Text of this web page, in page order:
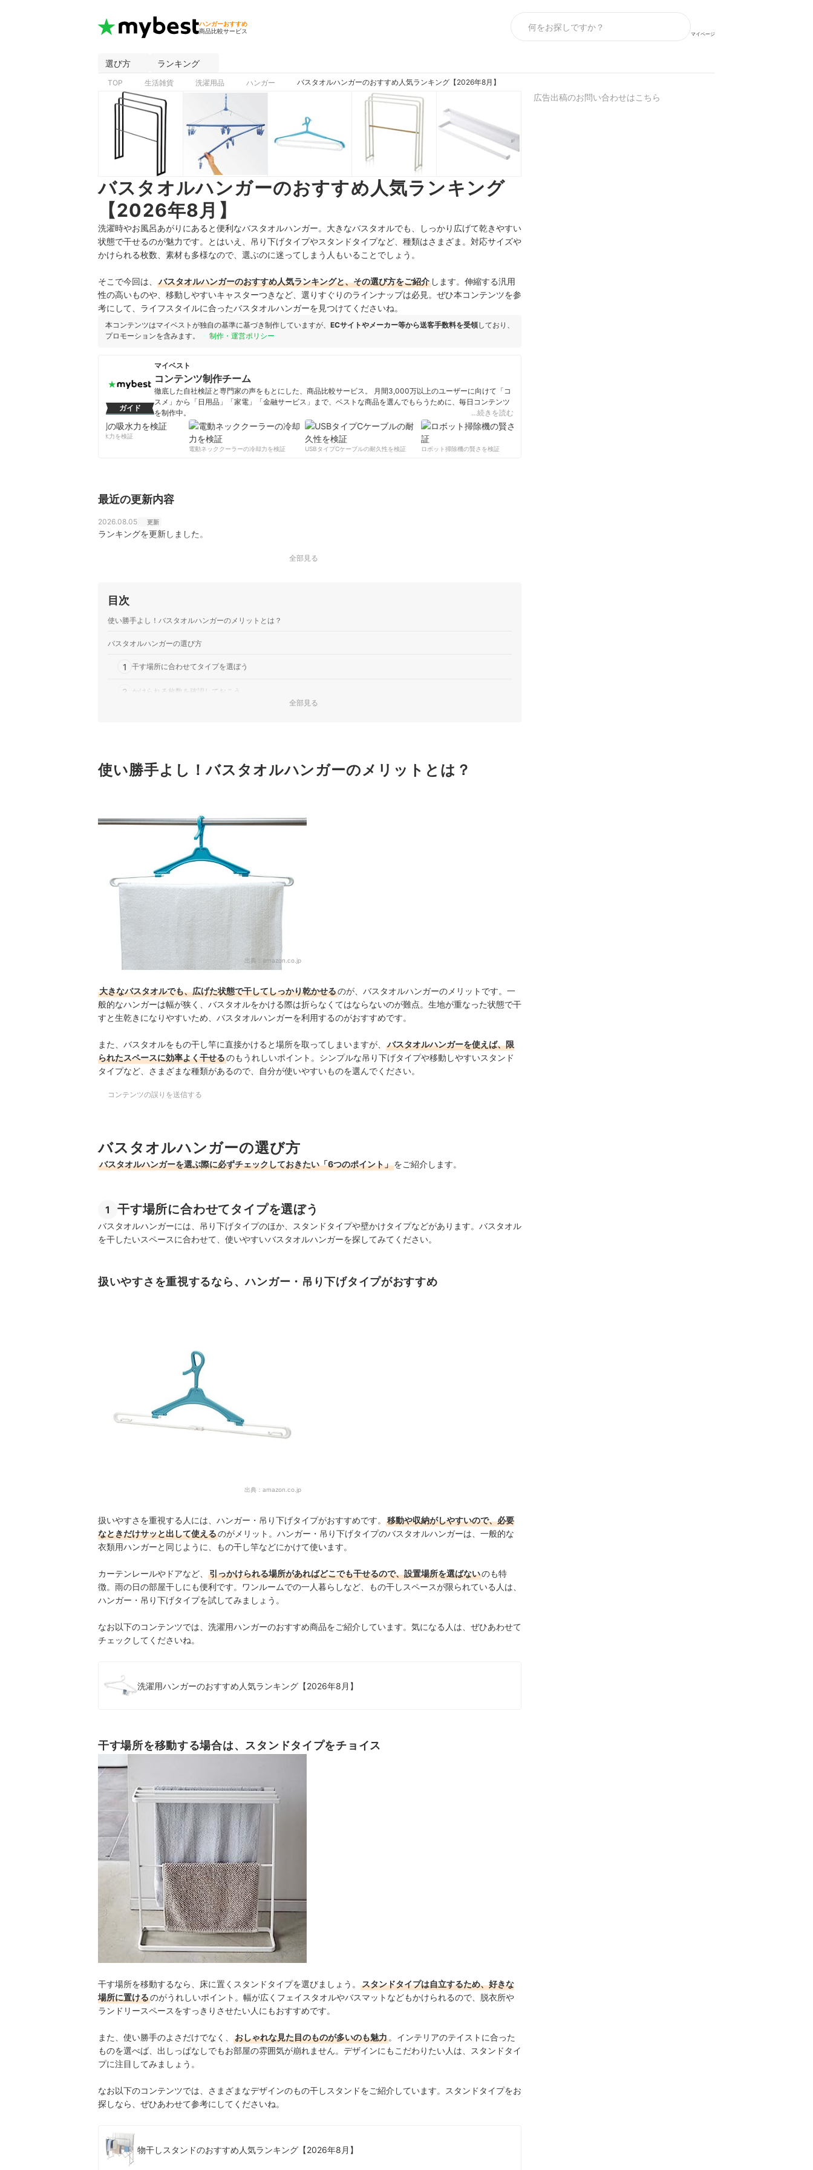
ハンガーおすすめ
商品比較サービス
マイページ
選び方 ランキング
TOP 生活雑貨 洗濯用品 ハンガー バスタオルハンガーのおすすめ人気ランキング【2026年8月】
バスタオルハンガーのおすすめ人気ランキング
【2026年8月】
洗濯時やお風呂あがりにあると便利なバスタオルハンガー。大きなバスタオルでも、しっかり広げて乾きやすい
状態で干せるのが魅力です。とはいえ、吊り下げタイプやスタンドタイプなど、種類はさまざま。対応サイズや
かけられる枚数、素材も多様なので、選ぶのに迷ってしまう人もいることでしょう。
そこで今回は、 バスタオルハンガーのおすすめ人気ランキングと、その選び方をご紹介 します。伸縮する汎用
性の高いものや、移動しやすいキャスターつきなど、選りすぐりのラインナップは必見。ぜひ本コンテンツを参
考にして、ライフスタイルに合ったバスタオルハンガーを見つけてくださいね。
本コンテンツはマイベストが独自の基準に基づき制作していますが、 ECサイトやメーカー等から送客手数料を受領しており、
プロモーションを含みます。
制作・運営ポリシー
ガイド
マイベスト
コンテンツ制作チーム
徹底した自社検証と専門家の声をもとにした、商品比較サービス。 月間3,000万以上のユーザーに向けて「コ
スメ」から「日用品」「家電」「金融サービス」まで、ベストな商品を選んでもらうために、毎日コンテンツ
を制作中。
コンテンツ制作チームのプロフィール
…続きを読む
柔軟剤の吸水力を検証
電動ネッククーラーの冷却力を検証
USBタイプCケーブルの耐久性を検証 ロボット掃除機の賢さを検証
最近の更新内容
2026.08.05 更新
ランキングを更新しました。
全部見る
目次
使い勝手よし！バスタオルハンガーのメリットとは？
バスタオルハンガーの選び方
1 干す場所に合わせてタイプを選ぼう
2 かけられる枚数を確認しておこう
5 利便性を求めるなら、便利な機能もチェックしよう
バスタオルハンガー全31商品おすすめ人気ランキング
バスタオルの干し方のコツは？
室内干しや梅雨のお洗濯にはこちらもおすすめ
バスタオルハンガーの売れ筋ランキングもチェック！
全部見る
使い勝手よし！バスタオルハンガーのメリットとは？
出典： amazon.co.jp
大きなバスタオルでも、広げた状態で干してしっかり乾かせるのが、バスタオルハンガーのメリットです。一
般的なハンガーは幅が狭く、バスタオルをかける際は折らなくてはならないのが難点。生地が重なった状態で干
すと生乾きになりやすいため、バスタオルハンガーを利用するのがおすすめです。
また、バスタオルをもの干し竿に直接かけると場所を取ってしまいますが、
バスタオルハンガーを使えば、限
られたスペースに効率よく干せるのもうれしいポイント。シンプルな吊り下げタイプや移動しやすいスタンド
タイプなど、さまざまな種類があるので、自分が使いやすいものを選んでください。
コンテンツの誤りを送信する
バスタオルハンガーの選び方
バスタオルハンガーを選ぶ際に必ずチェックしておきたい「6つのポイント」をご紹介します。
1 干す場所に合わせてタイプを選ぼう
バスタオルハンガーには、吊り下げタイプのほか、スタンドタイプや壁かけタイプなどがあります。バスタオル
を干したいスペースに合わせて、使いやすいバスタオルハンガーを探してみてください。
扱いやすさを重視するなら、ハンガー・吊り下げタイプがおすすめ
出典： amazon.co.jp
扱いやすさを重視する人には、ハンガー・吊り下げタイプがおすすめです。
移動や収納がしやすいので、必要
なときだけサッと出して使えるのがメリット。 ハンガー・吊り下げタイプのバスタオルハンガーは、一般的な
衣類用ハンガーと同じように、もの干し竿などにかけて使います。
カーテンレールやドアなど、 引っかけられる場所があればどこでも干せるので、設置場所を選ばないのも特
徴。雨の日の部屋干しにも便利です。ワンルームでの一人暮らしなど、もの干しスペースが限られている人は、
ハンガー・吊り下げタイプを試してみましょう。
なお以下のコンテンツでは、洗濯用ハンガーのおすすめ商品をご紹介しています。気になる人は、ぜひあわせて
チェックしてくださいね。
洗濯用ハンガーのおすすめ人気ランキング【2026年8月】
干す場所を移動する場合は、スタンドタイプをチョイス
出典：amazon.co.jp
干す場所を移動するなら、床に置くスタンドタイプを選びましょう。
スタンドタイプは自立するため、好きな
場所に置けるのがうれしいポイント。幅が広くフェイスタオルやバスマットなどもかけられるので、脱衣所や
ランドリースペースをすっきりさせたい人にもおすすめです。
また、使い勝手のよさだけでなく、 おしゃれな見た目のものが多いのも魅力 。インテリアのテイストに合った
ものを選べば、出しっぱなしでもお部屋の雰囲気が崩れません。デザインにもこだわりたい人は、スタンドタイ
プに注目してみましょう。
なお以下のコンテンツでは、さまざまなデザインのもの干しスタンドをご紹介しています。スタンドタイプをお
探しなら、ぜひあわせて参考にしてくださいね。
物干しスタンドのおすすめ人気ランキング【2026年8月】
広告出稿のお問い合わせはこちら